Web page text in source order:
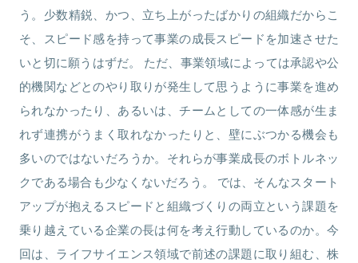
う。少数精鋭、かつ、立ち上がったばかりの組織だからこ
そ、スピード感を持って事業の成長スピードを加速させた
いと切に願うはずだ。 ただ、事業領域によっては承認や公
的機関などとのやり取りが発生して思うように事業を進め
られなかったり、あるいは、チームとしての一体感が生ま
れず連携がうまく取れなかったりと、壁にぶつかる機会も
多いのではないだろうか。それらが事業成長のボトルネッ
クである場合も少なくないだろう。 では、そんなスタート
アップが抱えるスピードと組織づくりの両立という課題を
乗り越えている企業の長は何を考え行動しているのか。今
回は、ライフサイエンス領域で前述の課題に取り組む、株